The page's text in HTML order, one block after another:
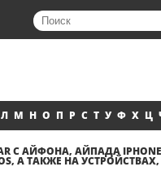
Л М Н О П Р С Т У Ф Х Ц
С АЙФОНА, АЙПАДА
А ТАКЖЕ НА